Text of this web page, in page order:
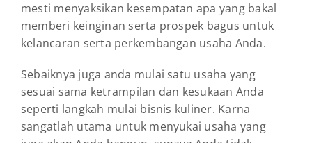
mesti menyaksikan kesempatan apa yang bakal
memberi keinginan serta prospek bagus untuk
kelancaran serta perkembangan usaha Anda.
Sebaiknya juga anda mulai satu usaha yang
sesuai sama ketrampilan dan kesukaan Anda
seperti langkah mulai bisnis kuliner. Karna
sangatlah utama untuk menyukai usaha yang